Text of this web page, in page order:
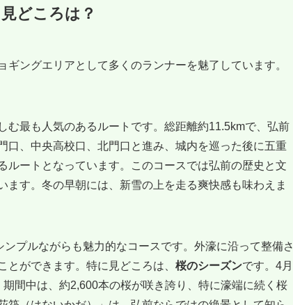
どころは？
ングエリアとして多くのランナーを魅了しています。
む最も人気のあるルートです。総距離約11.5kmで、弘前
、中央高校口、北門口と進み、城内を巡った後に五重
ートとなっています。このコースでは弘前の歴史と文
す。冬の早朝には、新雪の上を走る爽快感も味わえま
プルながらも魅力的なコースです。外濠に沿って整備さ
ができます。特に見どころは、 桜のシーズンです。4月
間中は、約2,600本の桜が咲き誇り、特に濠端に続く桜